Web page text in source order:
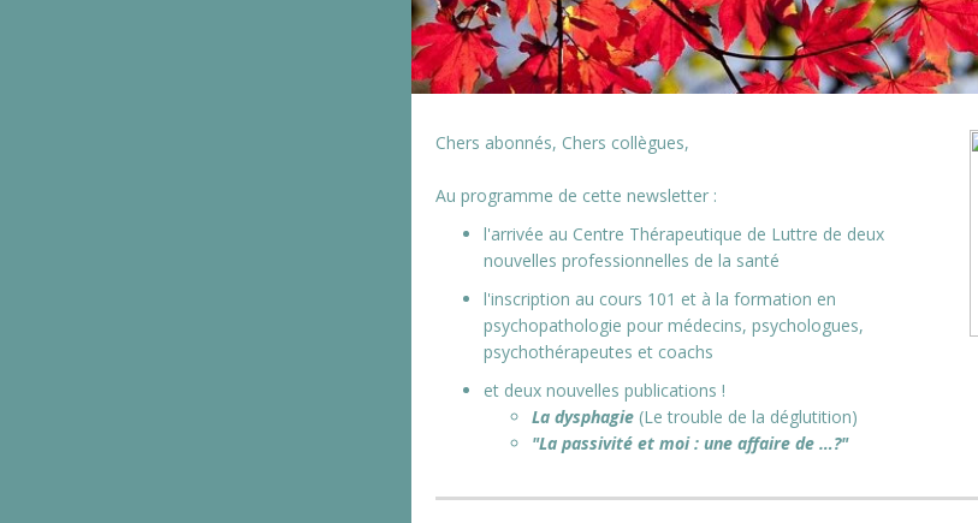
Chers abonnés, Chers collègues,
Au programme de cette newsletter :
l'arrivée au Centre Thérapeutique de Luttre de deux
nouvelles professionnelles de la santé
l'inscription au cours 101 et à la formation en
psychopathologie pour médecins, psychologues,
psychothérapeutes et coachs
et deux nouvelles publications !
La dysphagie (Le trouble de la déglutition)
"La passivité et moi : une affaire de …?"